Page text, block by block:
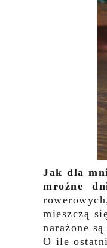
Jak dla
mroźne
mieszczą
narażone
O ile